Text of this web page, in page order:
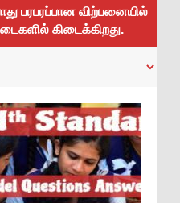
பரபரப்பான விற்பனையில்
கிடைக்கிறது.